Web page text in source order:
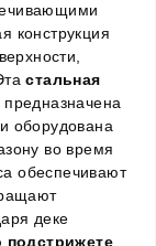
конструкция
стальная
оборудована
во время
обеспечивают
деке
подстрижете